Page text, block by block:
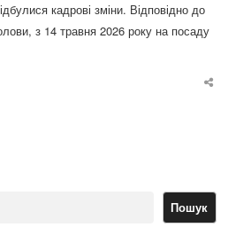
кадрові зміни. Відповідно до
з 14 травня 2026 року на посаду
Пошук